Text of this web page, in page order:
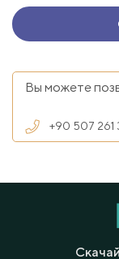
Вы можете
+90 507 261